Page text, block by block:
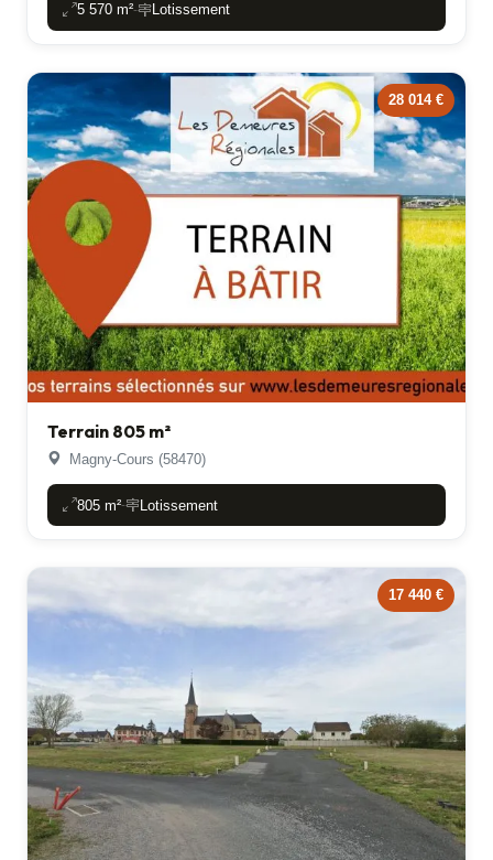
5 570 m²- Lotissement
28 014 €
Terrain 805 m²
Magny-Cours (58470)
805 m²- Lotissement
17 440 €